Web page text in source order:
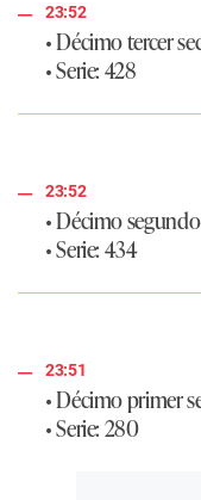
23:52
• Décimo tercer
• Serie: 428
23:52
• Décimo
• Serie: 434
23:51
• Décimo primer
• Serie: 280